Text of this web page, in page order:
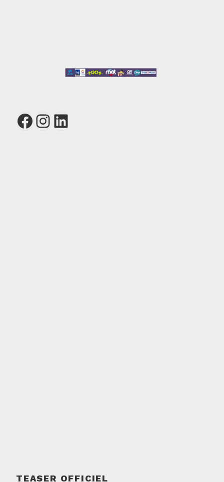
Facebook
Instagram
LinkedIn
TEASER OFFICIEL